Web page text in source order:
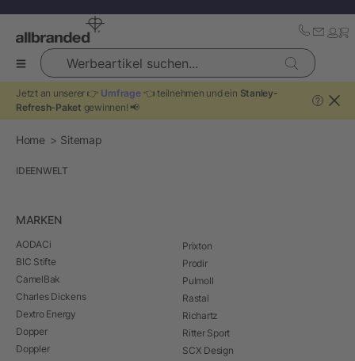
Werbeartikel suchen...
Jetzt an unserer 👉 Umfrage👈 teilnehmen und ein Stanley-
Refresh-Paket gewinnen! 📢
?
Home Sitemap
IDEENWELT
MARKEN
AODACi
BIC Stifte
CamelBak
Charles Dickens
Dextro Energy
Dopper
Doppler
Prixton
Prodir
Pulmoll
Rastal
Richartz
Ritter Sport
SCX Design